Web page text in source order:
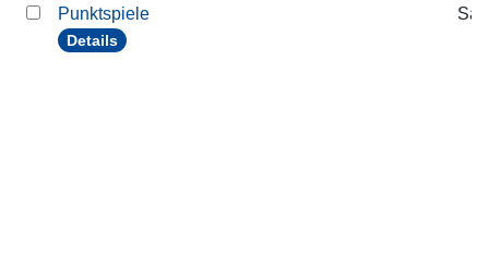
Punktspiele
Details